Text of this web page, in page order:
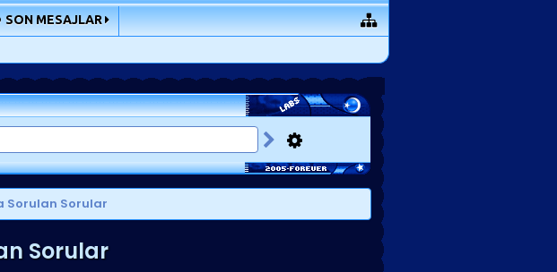
SON MESAJLAR
Sorulan Sorular
Sorular